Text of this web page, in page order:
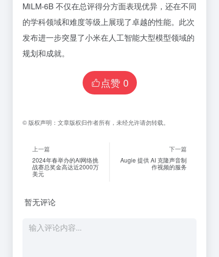
MiLM-6B 不仅在总评得分方面表现优异，还在不同
的学科领域和难度等级上展现了卓越的性能。此次
发布进一步突显了小米在人工智能大型模型领域的
规划和成就。
点赞 0
© 版权声明： 文章版权归作者所有，未经允许请勿转载。
上一篇
2024年春举办的AI网络挑
战赛总奖金高达近2000万
美元
下一篇
Augie 提供 AI 克隆声音制
作视频的服务
暂无评论